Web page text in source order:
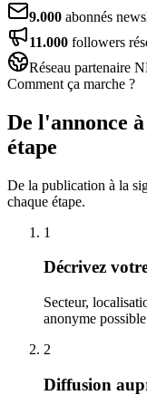
9.000 abonnés
11.000 followers
Réseau partenaire
Comment ça marche ?
De l'annonce
étape
De la publication à la
chaque étape.
1
Décrivez
Secteur,
anonyme
2
Diffusion